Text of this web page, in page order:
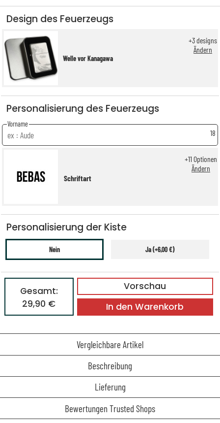
Design des Feuerzeugs
Welle vor Kanagawa
+3designs
Ändern
Personalisierung des Feuerzeugs
Vorname
18
Schriftart
+11Optionen
Ändern
Personalisierung der Kiste
Nein Ja (+6,00 €)
Vorschau
Gesamt:
29,90 €
In den Warenkorb
Vergleichbare Artikel
Beschreibung
Lieferung
Bewertungen Trusted Shops